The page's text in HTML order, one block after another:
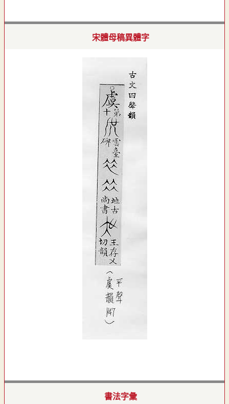
宋體母稿異體字
書法字彙